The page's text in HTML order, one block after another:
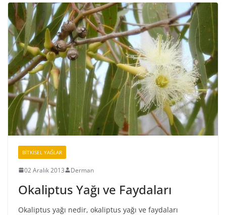
BİTKİSEL YAĞLAR
02 Aralık 2013 Derman
Okaliptus Yağı ve Faydaları
Okaliptus yağı nedir, okaliptus yağı ve faydaları